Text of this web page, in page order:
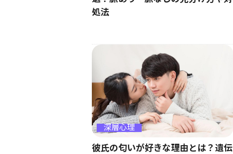
処法
深層心理
彼氏の匂いが好きな理由とは？遺伝